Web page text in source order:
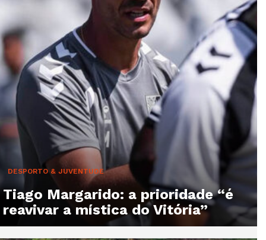
DESPORTO & JUVENTUDE
Tiago Margarido: a prioridade “é
reavivar a mística do Vitória”